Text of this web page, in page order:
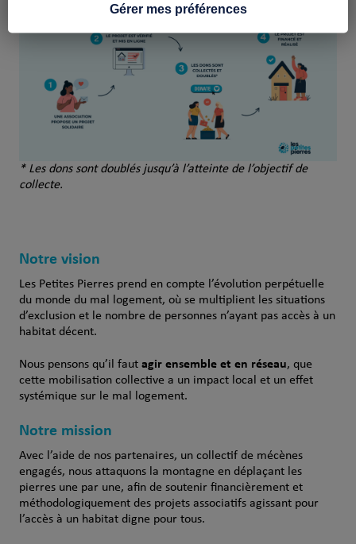
* Les dons sont doublés jusqu’à l’atteinte de l’objectif de
collecte.
Notre vision
Les Petites Pierres prend en compte l’évolution perpétuelle
du monde du mal logement, où se multiplient les situations
d’exclusion et le nombre de personnes n’ayant pas accès à un
habitat décent.
Nous pensons qu’il faut agir ensemble et en réseau, que
cette mobilisation collective a un impact local et un effet
systémique sur le mal logement.
Notre mission
Avec l’aide de nos partenaires, un collectif de mécènes
engagés, nous attaquons la montagne en déplaçant les
pierres une par une, afin de soutenir financièrement et
méthodologiquement des projets associatifs agissant pour
l’accès à un habitat digne pour tous.
Gérer mes préférences